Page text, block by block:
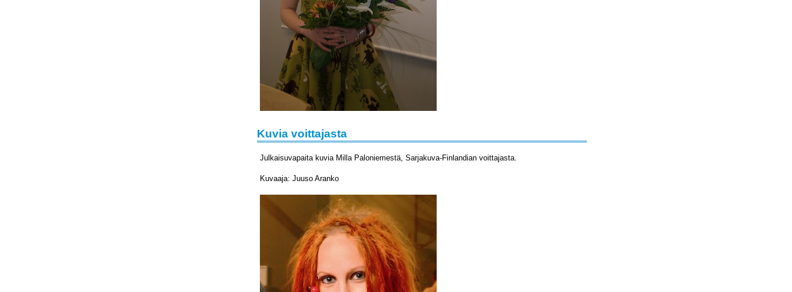
Kuvia voittajasta
Julkaisuvapaita kuvia Milla Paloniemestä, Sarjakuva-Finlandian voittajasta.
Kuvaaja: Juuso Aranko